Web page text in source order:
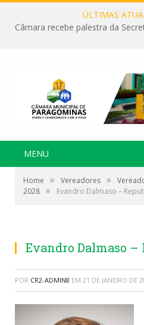
ÚLTIMAS
MENU
Home » Vereadores »
2028 » Evandro Dalmaso –
Evandro Dalmaso –
POR CR2-ADMIN8 EM 21 DE JANEIRO DE